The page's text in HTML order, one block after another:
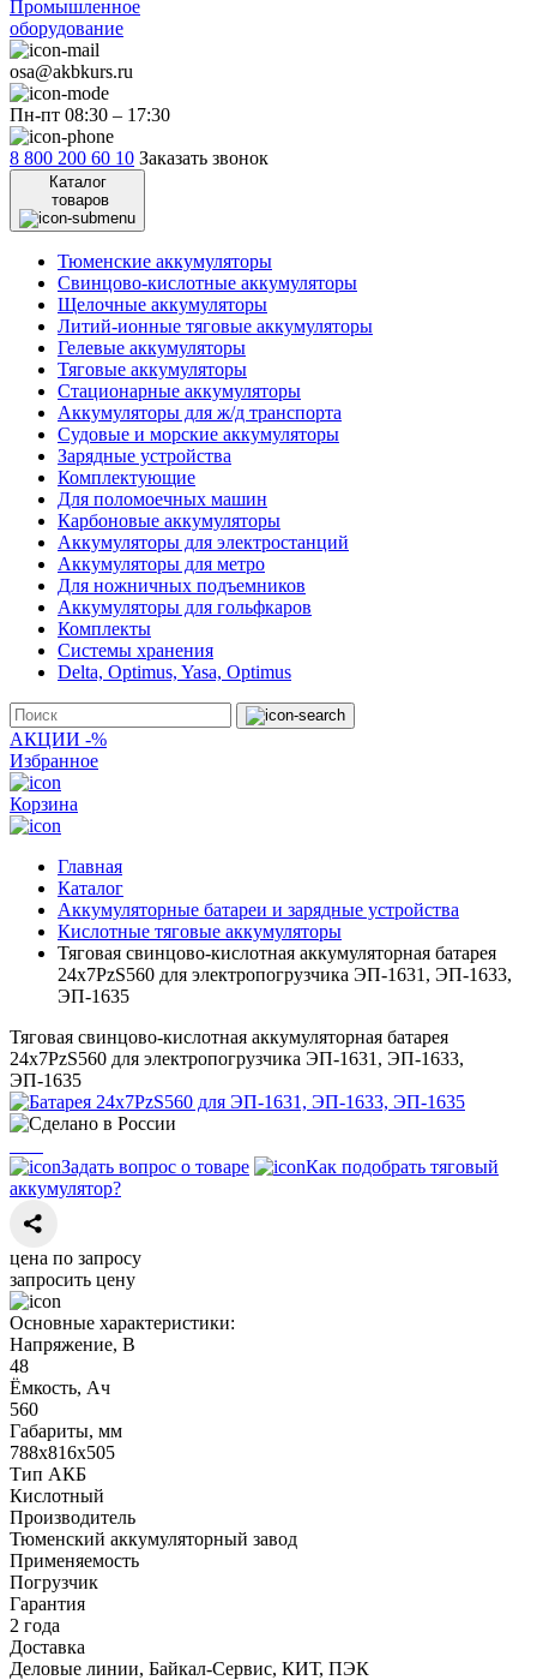
Промышленное
оборудование
osa@akbkurs.ru
Пн-пт 08:30 – 17:30
8 800 200 60 10 Заказать звонок
Каталог
товаров
Тюменские аккумуляторы
Свинцово-кислотные аккумуляторы
Щелочные аккумуляторы
Литий-ионные тяговые аккумуляторы
Гелевые аккумуляторы
Тяговые аккумуляторы
Стационарные аккумуляторы
Аккумуляторы для ж/д транспорта
Судовые и морские аккумуляторы
Зарядные устройства
Комплектующие
Для поломоечных машин
Карбоновые аккумуляторы
Аккумуляторы для электростанций
Аккумуляторы для метро
Для ножничных подъемников
Аккумуляторы для гольфкаров
Комплекты
Системы хранения
Delta, Optimus, Yasa, Optimus
АКЦИИ -%
Избранное
Корзина
Главная
Каталог
Аккумуляторные батареи и зарядные устройства
Кислотные тяговые аккумуляторы
Тяговая свинцово-кислотная аккумуляторная батарея
24х7PzS560 для электропогрузчика ЭП-1631, ЭП-1633,
ЭП-1635
Тяговая свинцово-кислотная аккумуляторная батарея
24х7PzS560 для электропогрузчика ЭП-1631, ЭП-1633,
ЭП-1635
Задать вопрос о товаре
Как подобрать тяговый
аккумулятор?
цена по запросу
запросить цену
Основные характеристики:
Напряжение, В
48
Ёмкость, Ач
560
Габариты, мм
788х816х505
Тип АКБ
Кислотный
Производитель
Тюменский аккумуляторный завод
Применяемость
Погрузчик
Гарантия
2 года
Доставка
Деловые линии, Байкал-Сервис, КИТ, ПЭК